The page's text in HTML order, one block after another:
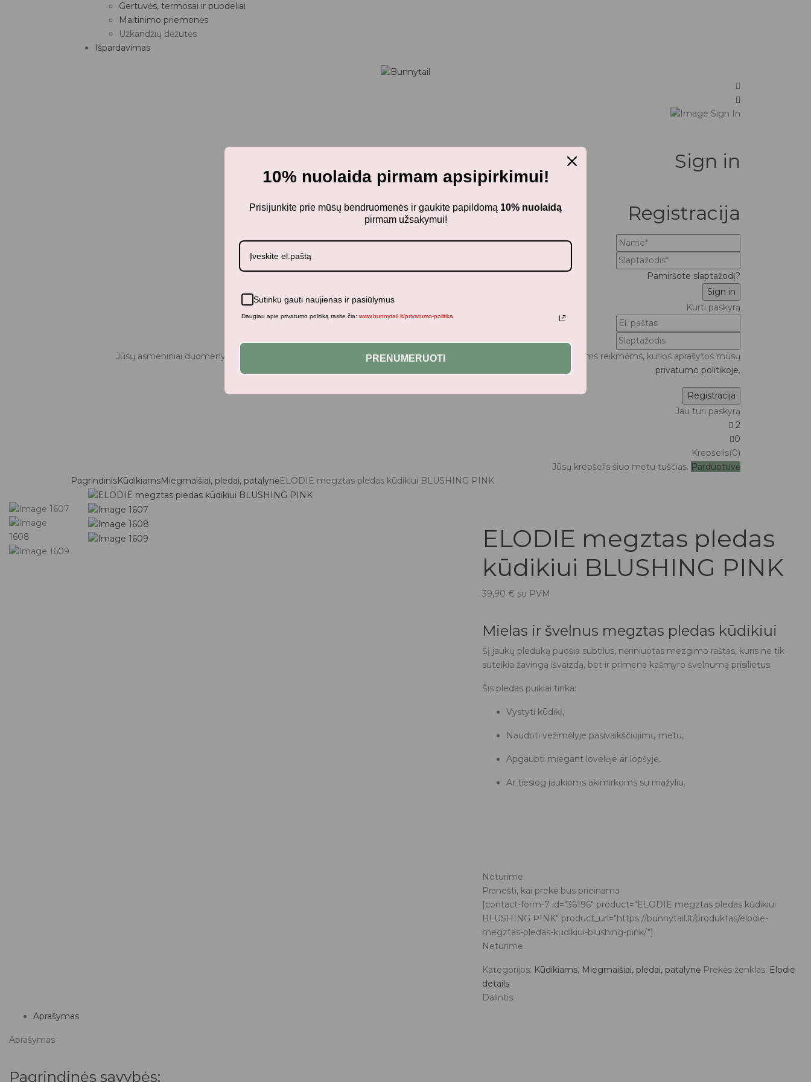
Gertuvės, termosai ir puodeliai
Maitinimo priemonės
Užkandžių dėžutės
Išpardavimas
Sign in
Registracija
Pamiršote slaptažodį?
Kurti paskyrą
Jūsų asmeniniai duomenys bus naudojami patogesniam naršymui šiame tinklalapyje, paskyros valdymui bei kitoms reikmėms, kurios aprašytos mūsų
privatumo politikoje.
Jau turi paskyrą
2
0
Krepšelis(0)
Jūsų krepšelis šiuo metu tuščias. Parduotuvė
PagrindinisKūdikiamsMiegmaišiai, pledai, patalynėELODIE megztas pledas kūdikiui BLUSHING PINK
ELODIE megztas pledas
kūdikiui BLUSHING PINK
39,90 €su PVM
Mielas ir švelnus megztas pledas kūdikiui
Šį jaukų pleduką puošia subtilus, nėriniuotas mezgimo raštas, kuris ne tik
suteikia žavingą išvaizdą, bet ir primena kašmyro švelnumą prisilietus.
Šis pledas puikiai tinka:
Vystyti kūdikį,
Naudoti vežimėlyje pasivaikščiojimų metu,
Apgaubti miegant lovelėje ar lopšyje,
Ar tiesiog jaukioms akimirkoms su mažyliu.
Neturime
Pranešti, kai prekė bus prieinama
[contact-form-7 id="36196" product="ELODIE megztas pledas kūdikiui
BLUSHING PINK" product_url="https://bunnytail.lt/produktas/elodie-
megztas-pledas-kudikiui-blushing-pink/"]
Neturime
Kategorijos: Kūdikiams, Miegmaišiai, pledai, patalynė Prekės ženklas: Elodie
details
Dalintis:
Aprašymas
Aprašymas
Pagrindinės savybės:
10% nuolaida pirmam apsipirkimui!
Prisijunkite prie mūsų bendruomenės ir gaukite papildomą 10% nuolaidą
pirmam užsakymui!
Sutinku gauti naujienas ir pasiūlymus
Daugiau apie privatumo politiką rasite čia: www.bunnytail.lt/privatumo-politika
PRENUMERUOTI